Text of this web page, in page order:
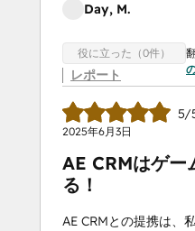
Day, M.
役に立った（0件）
レポート
5/
2025年6月3日
AE CRMはゲー
る！
AE CRMとの提携は、